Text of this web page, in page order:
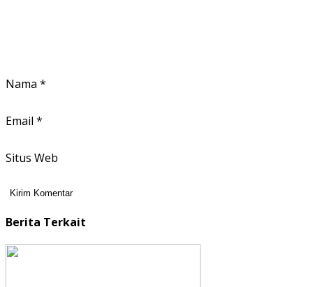
Nama *
Email *
Situs Web
Berita Terkait